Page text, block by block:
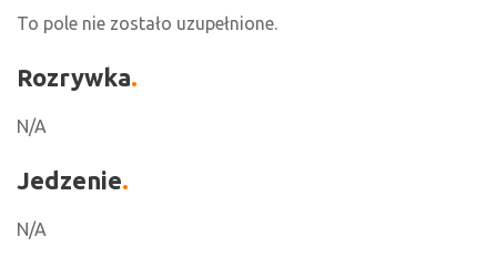
To pole nie zostało uzupełnione.
Rozrywka
N/A
Jedzenie
N/A